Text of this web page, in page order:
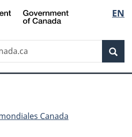
Passer
au
principal
Passer
à
Au
du
Passer
à
version
simplifiée
de
la
EN
Canada